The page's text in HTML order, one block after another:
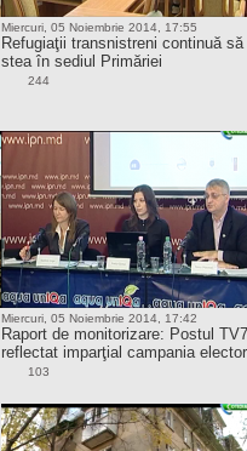
Miercuri, 05 Noiembrie 2014, 17:55
Refugiaţii transnistreni continuă să
stea în sediul Primăriei
244
Miercuri, 05 Noiembrie 2014, 17:42
Raport de monitorizare: Postul
reflectat imparţial campania
103